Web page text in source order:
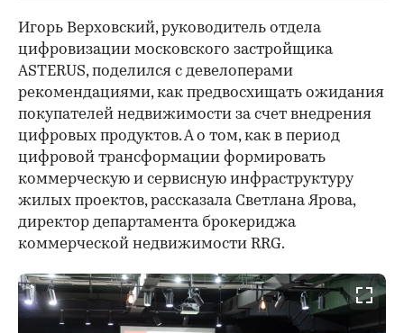
Игорь Верховский, руководитель отдела
цифровизации московского застройщика
ASTERUS, поделился с девелоперами
рекомендациями, как предвосхищать ожидания
покупателей недвижимости за счет внедрения
цифровых продуктов. А о том, как в период
цифровой трансформации формировать
коммерческую и сервисную инфраструктуру
жилых проектов, рассказала Светлана Ярова,
директор департамента брокериджа
коммерческой недвижимости RRG.